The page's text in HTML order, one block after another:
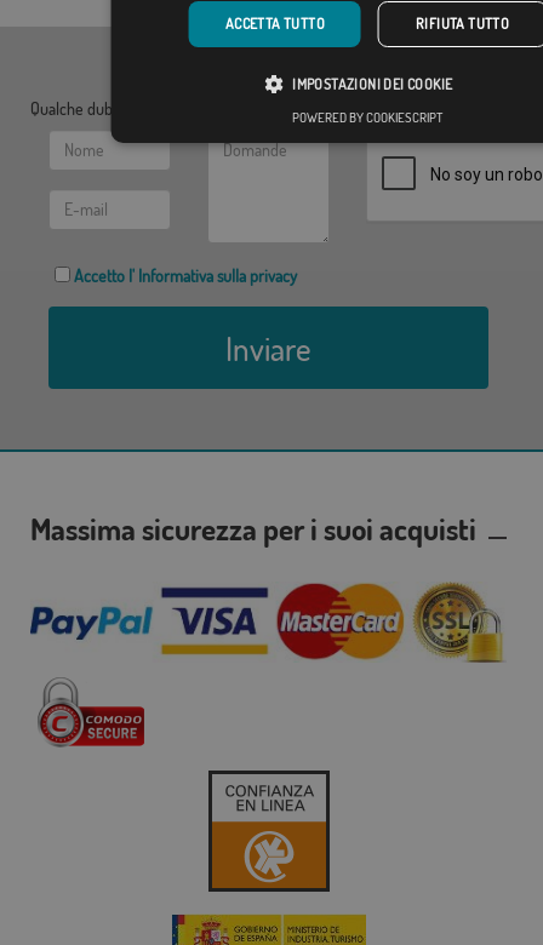
Qualche dubbio? Inviaci le tue domande:
Accetto l' Informativa sulla privacy
Inviare
Massima sicurezza per i suoi acquisti
ACCETTA TUTTO RIFIUTA TUTTO
IMPOSTAZIONI DEI COOKIE
POWERED BY COOKIESCRIPT